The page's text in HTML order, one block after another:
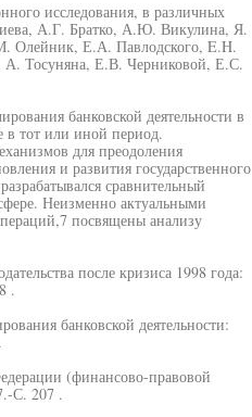
исследования, в различных
А.Г. Братко, А.Ю. Викулина, Я.
Олейник, Е.А. Павлодского, E.H.
Тосуняна, Е.В. Черниковой, Е.С.
банковской деятельности в
в тот или иной период.
для преодоления
и развития государственного
сравнительный
Неизменно актуальными
посвящены анализу
после кризиса 1998 года:
.
банковской деятельности:
(финансово-правовой
С. 207 .